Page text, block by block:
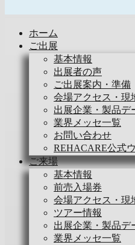
ホーム
ご出展
基本情報
出展者の声
ご出展案内・準備
会場アクセス・現
出展企業・製品デ
業界メッセ一覧
お問い合わせ
REHACARE公式
ご来場
基本情報
前売入場券
会場アクセス・現
ツアー情報
出展企業・製品デ
業界メッセ一覧